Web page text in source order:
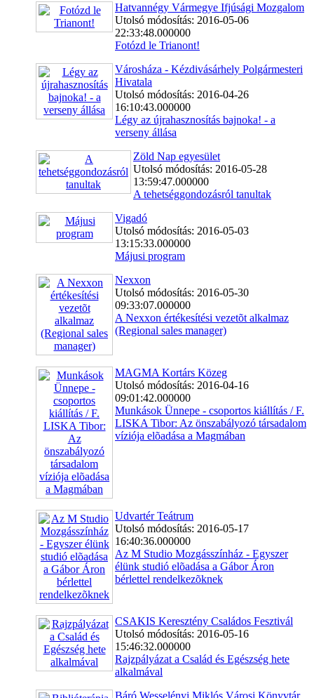
Hatvannégy Vármegye Ifjúsági Mozgalom
Utolsó módosítás: 2016-05-06
22:33:48.000000
Fotózd le Trianont!
Városháza - Kézdivásárhely Polgármesteri
Hivatala
Utolsó módosítás: 2016-04-26
16:10:43.000000
Légy az újrahasznosítás bajnoka! - a
verseny állása
Zöld Nap egyesület
Utolsó módosítás: 2016-05-28
13:59:47.000000
A tehetséggondozásról tanultak
Vigadó
Utolsó módosítás: 2016-05-03
13:15:33.000000
Májusi program
Nexxon
Utolsó módosítás: 2016-05-30
09:33:07.000000
A Nexxon értékesítési vezetõt alkalmaz
(Regional sales manager)
MAGMA Kortárs Közeg
Utolsó módosítás: 2016-04-16
09:01:42.000000
Munkások Ünnepe - csoportos kiállítás / F.
LISKA Tibor: Az önszabályozó társadalom
víziója elõadása a Magmában
Udvartér Teátrum
Utolsó módosítás: 2016-05-17
16:40:36.000000
Az M Studio Mozgásszínház - Egyszer
élünk studió elõadása a Gábor Áron
bérlettel rendelkezõknek
CSAKIS Keresztény Családos Fesztivál
Utolsó módosítás: 2016-05-16
15:46:32.000000
Rajzpályázat a Család és Egészség hete
alkalmával
Báró Wesselényi Miklós Városi Könyvtár